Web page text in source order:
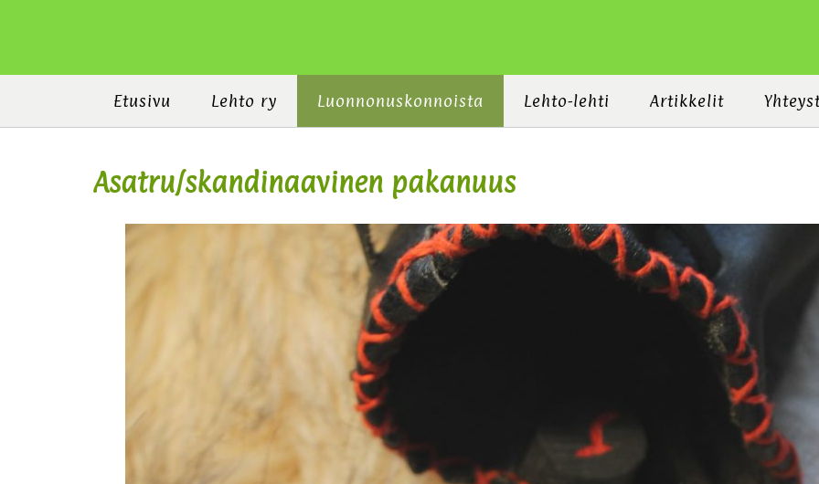
Etusivu Lehto ry Luonnonuskonnoista Lehto-lehti Artikkelit
Asatru/skandinaavinen pakanuus